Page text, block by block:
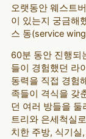
오랫동안 웨스트
이 있는지 궁금해
스 동(service
60분 동안 진행되
들이 경험했던 라
동력을 직접 경험
족들이 격식을 갖
던 여러 방들을 둘
트리와 은세척실
치한 주방, 식기실